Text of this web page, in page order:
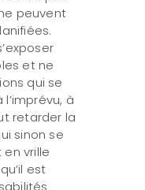
peuvent
et ne
qui se
à
retarder la
sinon se
vrille
est